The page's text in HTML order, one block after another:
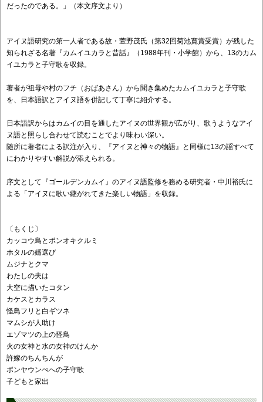
だったのである。」（本文序文より）
アイヌ語研究の第一人者である故・萱野茂氏（第32回菊池寛賞受賞）が残した
知られざる名著『カムイユカラと昔話』（1988年刊・小学館）から、13のカム
イユカラと子守歌を収録。
著者が祖母や村のフチ（おばあさん）から聞き集めたカムイユカラと子守歌
を、日本語訳とアイヌ語を併記して丁寧に紹介する。
日本語訳からはカムイの目を通したアイヌの世界観が広がり、歌うようなアイ
ヌ語と照らし合わせて読むことでより味わい深い。
随所に著者による訳注が入り、『アイヌと神々の物語』と同様に13の謡すべて
にわかりやすい解説が添えられる。
序文として『ゴールデンカムイ』のアイヌ語監修を務める研究者・中川裕氏に
よる「アイヌに歌い継がれてきた楽しい物語」を収録。
〔もくじ〕
カッコウ鳥とポンオキクルミ
ホタルの婿選び
ムジナとクマ
わたしの夫は
大空に描いたコタン
カケスとカラス
怪鳥フリと白ギツネ
マムシが人助け
エゾマツの上の怪鳥
火の女神と水の女神のけんか
許嫁のちんちんが
ポンヤウンぺへの子守歌
子どもと家出